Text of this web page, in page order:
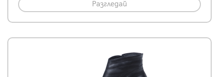
Разгледай